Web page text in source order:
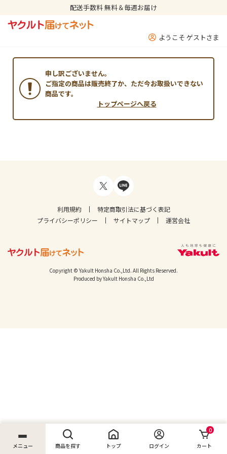
配送手数料 無料＆毎週お届け
ようこそ ゲストさま
メニュー 商品を探す トップ ログイン
0
カート
申し訳ございません。
ご指定の商品は販売終了か、ただ今お取扱いできない
商品です。
トップページへ戻る
利用規約
特定商取引法に基づく表記
プライバシーポリシー
サイトマップ 運営会社
Copyright © Yakult Honsha Co.,Ltd. All Rights Reserved.
Produced by Yakult Honsha Co.,Ltd